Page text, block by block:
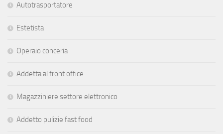
Autotrasportatore
Estetista
Operaio conceria
Addetta al front office
Magazziniere settore elettronico
Addetto pulizie fast food